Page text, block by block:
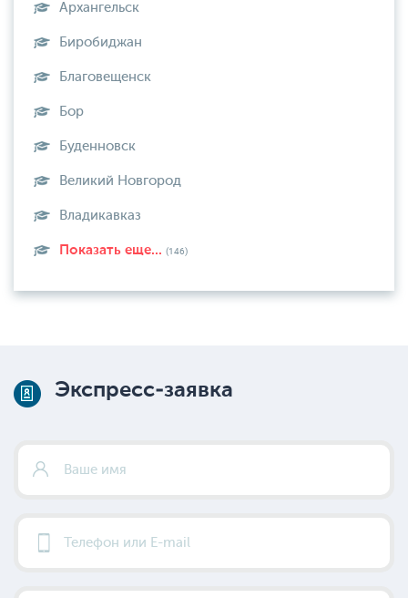
Архангельск
Биробиджан
Благовещенск
Бор
Буденновск
Великий Новгород
Владикавказ
Показать еще... (146)
Экспресс-заявка